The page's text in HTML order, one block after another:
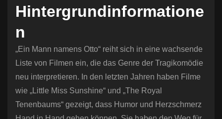
Hintergrundinformatione
n
„Ein Mann namens Otto“ reiht sich in eine wachsende
Liste von Filmen ein, die das Genre der Tragikomödie
neu interpretieren. In den letzten Jahren haben Filme
wie „Little Miss Sunshine“ und „The Royal
Tenenbaums“ gezeigt, dass Humor und Herzschmerz